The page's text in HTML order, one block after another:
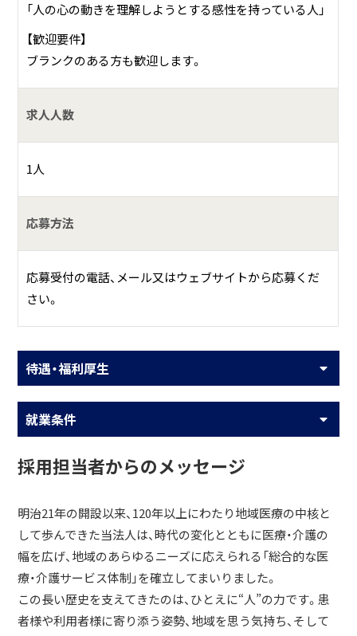
「人の心の動きを理解しようとする感性を持っている人」
【歓迎要件】
ブランクのある方も歓迎します。
求人人数
1人
応募方法
応募受付の電話、メール又はウェブサイトから応募くだ
さい。
待遇・福利厚生
就業条件
採用担当者からのメッセージ
明治21年の開設以来、120年以上にわたり地域医療の中核と
して歩んできた当法人は、時代の変化とともに医療・介護の
幅を広げ、地域のあらゆるニーズに応えられる「総合的な医
療・介護サービス体制」を確立してまいりました。
この長い歴史を支えてきたのは、ひとえに“人”の力です。患
者様や利用者様に寄り添う姿勢、地域を思う気持ち、そして